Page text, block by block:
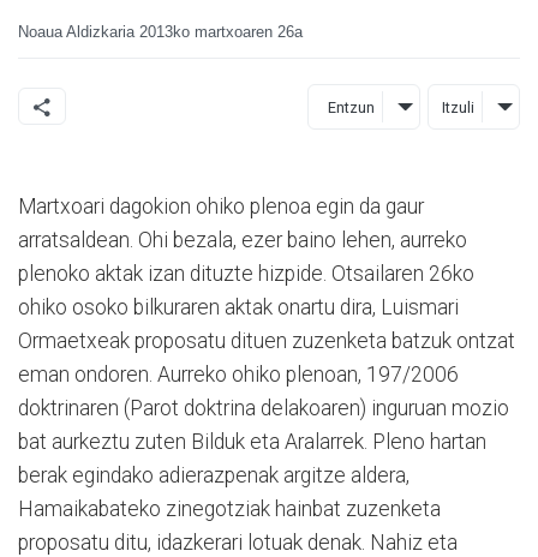
Noaua Aldizkaria 2013ko martxoaren 26a
Entzun Itzuli
Martxoari dagokion ohiko plenoa egin da gaur
arratsaldean. Ohi bezala, ezer baino lehen, aurreko
plenoko aktak izan dituzte hizpide. Otsailaren 26ko
ohiko osoko bilkuraren aktak onartu dira, Luismari
Ormaetxeak proposatu dituen zuzenketa batzuk ontzat
eman ondoren. Aurreko ohiko plenoan, 197/2006
doktrinaren (Parot doktrina delakoaren) inguruan mozio
bat aurkeztu zuten Bilduk eta Aralarrek. Pleno hartan
berak egindako adierazpenak argitze aldera,
Hamaikabateko zinegotziak hainbat zuzenketa
proposatu ditu, idazkerari lotuak denak. Nahiz eta